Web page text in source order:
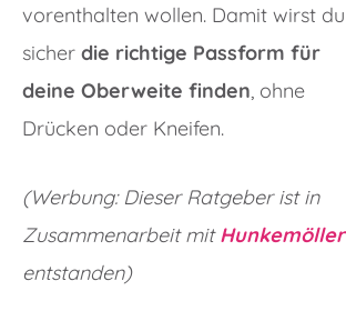
vorenthalten wollen. Damit wirst du
sicher die richtige Passform für
deine Oberweite finden, ohne
Drücken oder Kneifen.
(Werbung: Dieser Ratgeber ist in
Zusammenarbeit mitHunkemöller
entstanden)